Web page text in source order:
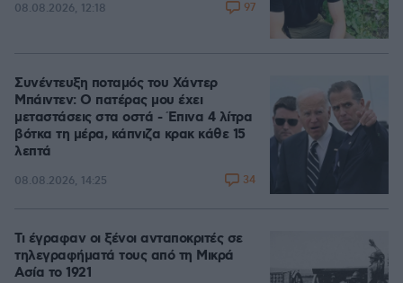
08.08.2026, 12:18 97
Συνέντευξη ποταμός του Χάντερ
Μπάιντεν: Ο πατέρας μου έχει
μεταστάσεις στα οστά - Έπινα 4 λίτρα
βότκα τη μέρα, κάπνιζα κρακ κάθε 15
λεπτά
08.08.2026, 14:25 34
Τι έγραφαν οι ξένοι ανταποκριτές σε
τηλεγραφήματά τους από τη Μικρά
Ασία το 1921